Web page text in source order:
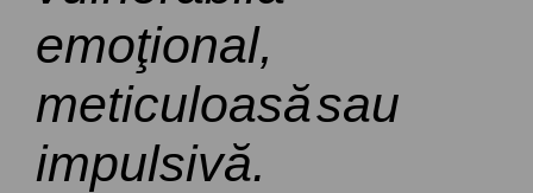
emoţional,
meticuloasăsau
impulsivă.